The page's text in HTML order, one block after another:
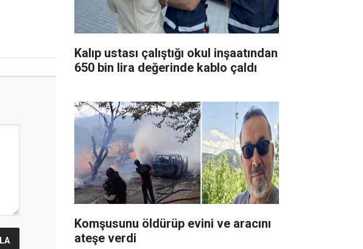
Kalıp ustası çalıştığı okul inşaatından
650 bin lira değerinde kablo çaldı
Komşusunu öldürüp evini ve aracını
ateşe verdi